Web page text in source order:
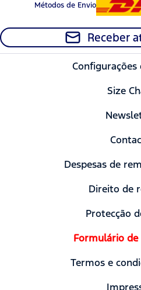
Métodos de Envio
Receber
Configurações
Size
Despesas de
Direito de
Protecção
Formulário de
Termos e